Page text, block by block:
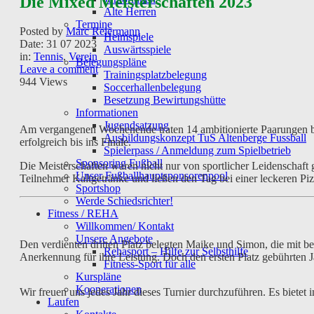
Alte Herren
Termine
Heimspiele
Auswärtsspiele
Belegungspläne
Trainingsplatzbelegung
Soccerhallenbelegung
Besetzung Bewirtungshütte
Informationen
Jugendsatzung
Ausbildungskonzept TuS Altenberge Fussball
Spielerpass / Anmeldung zum Spielbetrieb
Sponsoring Fußball
Unser Fußballhauptsponsorenpool
Sportshop
Werde Schiedsrichter!
Fitness / REHA
Willkommen/ Kontakt
Unsere Angebote
Rehasport – Hilfe zur Selbsthilfe
Fitness-Sport für alle
Kurspläne
Kooperationen
Laufen
Posted byMarc Reiermann
Date: 31 07 2023
in: Tennis, Verein
Leave a comment
944 Views
Am vergangenen Wochenende traten 14 ambitionierte
erfolgreich bis ins Finale.
Die Meisterschaften waren nicht nur von sportlicher Leidenschaft
Teilnehmer Kaltgetränke und ließen den Tag bei einer leckeren
Den verdienten dritten Platz belegten Maike und Simon, die mit
Anerkennung für ihre Leistung. Doch den ersten Platz gebührten
Wir freuen uns jedes Jahr dieses Turnier durchzuführen. Es